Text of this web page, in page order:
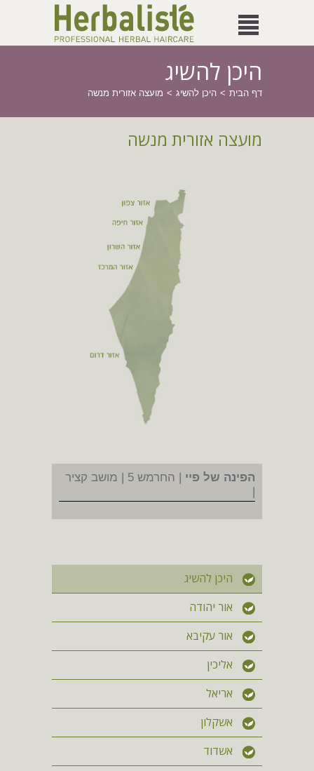
היכן להשיג
דף הבית היכן להשיג מועצה אזורית מנשה
מועצה אזורית מנשה
הפינה של פיי
| החרמש 5 | מושב קציר
היכן להשיג
אור יהודה
אור עקיבא
אליכין
אריאל
אשקלון
אשדוד